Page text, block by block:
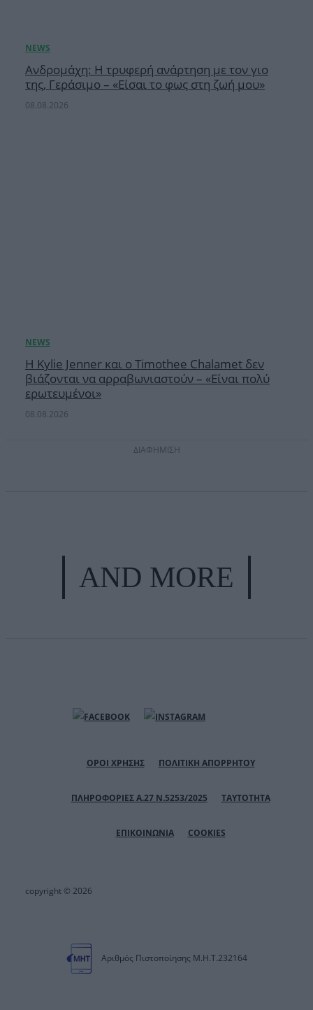
Ανδρομάχη: Η τρυφερή ανάρτηση με τον γιο
της, Γεράσιμο – «Είσαι το φως στη ζωή μου»
08.08.2026
Η Kylie Jenner και ο Timothee Chalamet δεν
βιάζονται να αρραβωνιαστούν – «Είναι πολύ
ερωτευμένοι»
08.08.2026
ΔΙΑΦΗΜΙΣΗ
AND MORE
ΟΡΟΙ ΧΡΗΣΗΣ ΠΟΛΙΤΙΚΗ ΑΠΟΡΡΗΤΟΥ
ΠΛΗΡΟΦΟΡΙΕΣ Α.27 Ν.5253/2025 ΤΑΥΤΟΤΗΤΑ
ΕΠΙΚΟΙΝΩΝΙΑ COOKIES
copyright © 2026
Αριθμός Πιστοποίησης Μ.Η.Τ.232164